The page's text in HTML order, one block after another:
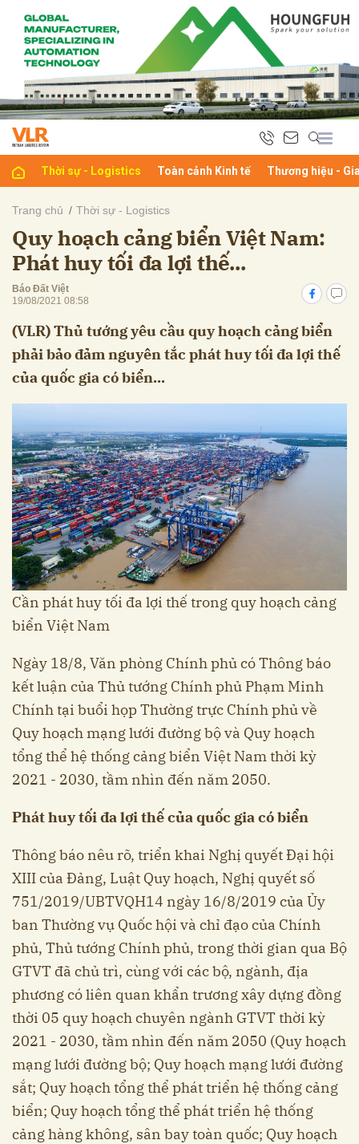
Thời sự - Logistics Toàn cảnh Kinh tế Thương hiệu -
Trang chủ Thời sự - Logistics
Quy hoạch cảng biển Việt Nam:
Phát huy tối đa lợi thế...
Báo Đất Việt
19/08/2021 08:58
(VLR) Thủ tướng yêu cầu quy hoạch cảng biển
phải bảo đảm nguyên tắc phát huy tối đa lợi thế
của quốc gia có biển...
Cần phát huy tối đa lợi thế trong quy hoạch cảng
biển Việt Nam
Ngày 18/8, Văn phòng Chính phủ có Thông báo
kết luận của Thủ tướng Chính phủ Phạm Minh
Chính tại buổi họp Thường trực Chính phủ về
Quy hoạch mạng lưới đường bộ và Quy hoạch
tổng thể hệ thống cảng biển Việt Nam thời kỳ
2021 - 2030, tầm nhìn đến năm 2050.
Phát huy tối đa lợi thế của quốc gia có biển
Thông báo nêu rõ, triển khai Nghị quyết Đại hội
XIII của Đảng, Luật Quy hoạch, Nghị quyết số
751/2019/UBTVQH14 ngày 16/8/2019 của Ủy
ban Thường vụ Quốc hội và chỉ đạo của Chính
phủ, Thủ tướng Chính phủ, trong thời gian qua Bộ
GTVT đã chủ trì, cùng với các bộ, ngành, địa
phương có liên quan khẩn trương xây dựng đồng
thời 05 quy hoạch chuyên ngành GTVT thời kỳ
2021 - 2030, tầm nhìn đến năm 2050 (Quy hoạch
mạng lưới đường bộ; Quy hoạch mạng lưới đường
sắt; Quy hoạch tổng thể phát triển hệ thống cảng
biển; Quy hoạch tổng thể phát triển hệ thống
cảng hàng không, sân bay toàn quốc; Quy hoạch
luận
Hủy